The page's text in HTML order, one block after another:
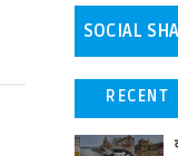
SOCIAL
RECENT